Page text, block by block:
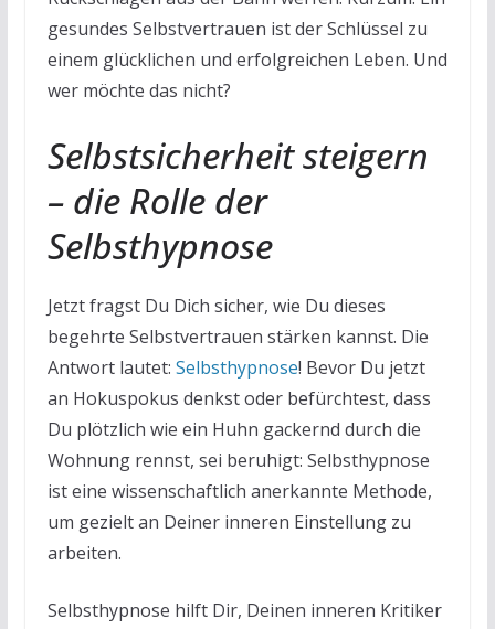
gesundes Selbstvertrauen ist der Schlüssel zu
einem glücklichen und erfolgreichen Leben. Und
wer möchte das nicht?
Selbstsicherheit steigern
– die Rolle der
Selbsthypnose
Jetzt fragst Du Dich sicher, wie Du dieses
begehrte Selbstvertrauen stärken kannst. Die
Antwort lautet: Selbsthypnose! Bevor Du jetzt
an Hokuspokus denkst oder befürchtest, dass
Du plötzlich wie ein Huhn gackernd durch die
Wohnung rennst, sei beruhigt: Selbsthypnose
ist eine wissenschaftlich anerkannte Methode,
um gezielt an Deiner inneren Einstellung zu
arbeiten.
Selbsthypnose hilft Dir, Deinen inneren Kritiker